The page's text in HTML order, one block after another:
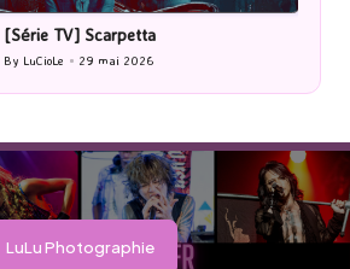
[Série TV] Scarpetta
Posted
by
By LuCioLe 29 mai 2026
LuLu Photographie